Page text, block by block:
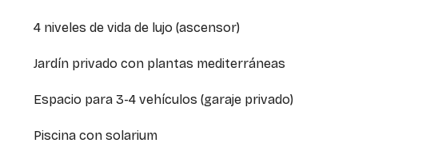
4 niveles de vida de lujo (ascensor)
Jardín privado con plantas mediterráneas
Espacio para 3-4 vehículos (garaje privado)
Piscina con solarium